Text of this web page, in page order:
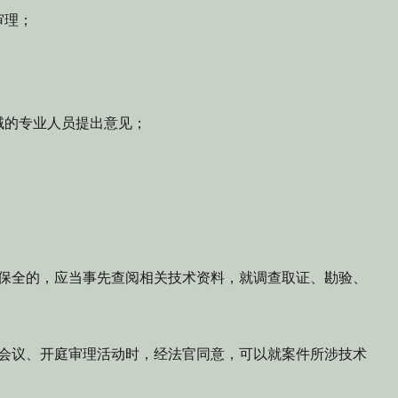
；
业人员提出意见；
，应当事先查阅相关技术资料，就调查取证、勘验、
开庭审理活动时，经法官同意，可以就案件所涉技术